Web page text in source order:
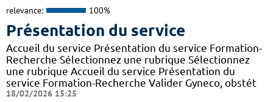
relevance: 100%
Présentation du service
Accueil du service Présentation du service Formation-
Recherche Sélectionnez une rubrique Sélectionnez
une rubrique Accueil du service Présentation du
service Formation-Recherche Valider Gyneco, obstét
18/02/2026 15:25